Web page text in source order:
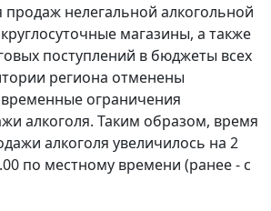
продаж нелегальной алкогольной
магазины, а также
поступлений в бюджеты всех
региона отменены
ограничения
алкоголя. Таким образом, время
алкоголя увеличилось на 2
по местному времени (ранее - с